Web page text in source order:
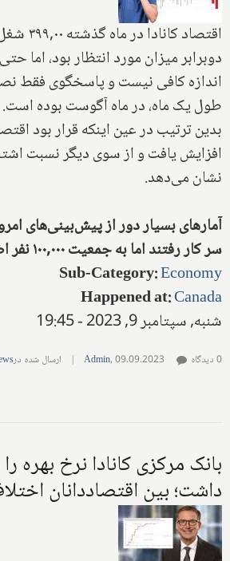
اقتصاد
دوبرابر میزان مورد انتظار بود، اما
اندازه کافی نیست و پاسخگوی فقط
طول یک ماه، در ماه آگوست بوده است.
بدین ترتیب در عین اینکه قرار بود
افزایش یافت و از سوی دیگر نسبت
نشان می‌دهد.
سر کار رفتند اما به جمعیت ۱۰۰,۰۰۰ نفر اضافه شد!
Sub-Category:Economy
Happened at:Canada
شنبه, سپتامبر 9, 2023 - 19:45
Admin,09.09.2023
| ارسال شده در 0 دیدگاه
داشت؛ بین اقتصاددانان